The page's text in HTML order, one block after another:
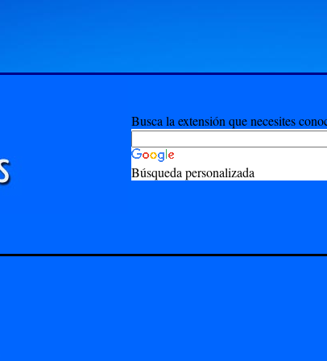
Busca la extensión que necesites
Búsqueda personalizada